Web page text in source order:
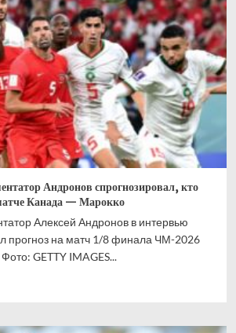
Андронов спрогнозировал, кто
Канада — Марокко
Алексей Андронов в интервью
прогноз на матч 1/8 финала ЧМ-2026
GETTY IMAGES...